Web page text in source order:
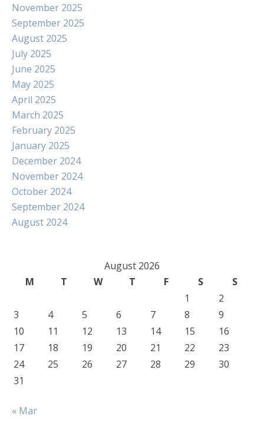
November 2025
September 2025
August 2025
July 2025
June 2025
May 2025
April 2025
March 2025
February 2025
January 2025
December 2024
November 2024
October 2024
September 2024
August 2024
August 2026
M
T W T F S
S
1
2
3
4 5 6 7 8
9
10
11 12 13 14 15
16
17
18 19 20 21 22
23
24
25 26 27 28 29
30
31
« Mar